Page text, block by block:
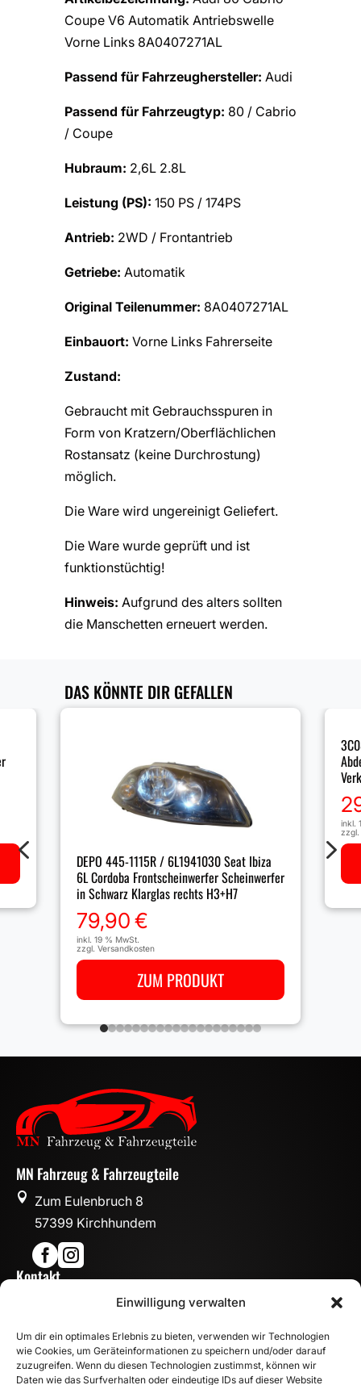
Einwilligung verwalten
Um dir ein optimales Erlebnis zu bieten, verwenden wir Technologien
wie Cookies, um Geräteinformationen zu speichern und/oder darauf
zuzugreifen. Wenn du diesen Technologien zustimmst, können wir
Daten wie das Surfverhalten oder eindeutige IDs auf dieser Website
Coupe V6 Automatik Antriebswelle
Vorne Links 8A0407271AL
Passend für Fahrzeughersteller: Audi
Passend für Fahrzeugtyp: 80 / Cabrio
/ Coupe
Hubraum: 2,6L 2.8L
Leistung (PS): 150 PS / 174PS
Antrieb: 2WD / Frontantrieb
Getriebe: Automatik
Original Teilenummer: 8A0407271AL
Einbauort: Vorne Links Fahrerseite
Zustand:
Gebraucht mit Gebrauchsspuren in
Form von Kratzern/Oberflächlichen
Rostansatz (keine Durchrostung)
möglich.
Die Ware wird ungereinigt Geliefert.
Die Ware wurde geprüft und ist
funktionstüchtig!
Hinweis: Aufgrund des alters sollten
die Manschetten erneuert werden.
DAS KÖNNTE DIR GEFALLEN
DEPO 445-1115R / 6L1941030 Seat Ibiza
6L Cordoba Frontscheinwerfer Scheinwerfer
in Schwarz Klarglas rechts H3+H7
79,90€
inkl. 19 % MwSt.
zzgl. Versandkosten
ZUM PRODUKT
inkl.
zzgl.
4 5
MN Fahrzeug & Fahrzeugteile

Zum Eulenbruch 8
57399 Kirchhundem

Kontakt
info@mn-fahrzeugteile.de
 WhatsApp
Öffnungszeiten